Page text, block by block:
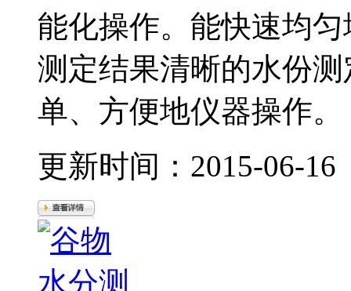
能化操作。能快速
测定结果清晰的水份测
单、方便地仪器操作。
更新时间：2015-06-16